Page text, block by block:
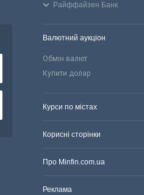
Райффайзен Банк
Валютний аукціон
Обмін валют
Купити долар
Курси по містах
Корисні сторінки
Про Minfin.com.ua
Реклама